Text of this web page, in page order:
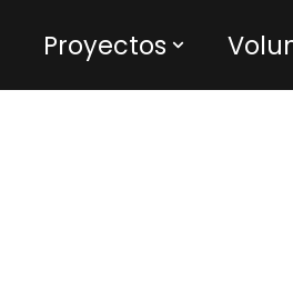
Proyectos